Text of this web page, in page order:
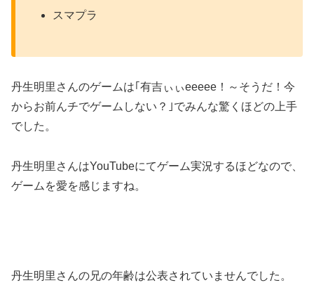
スマプラ
丹生明里さんのゲームは｢有吉ぃぃeeeee！～そうだ！今
からお前んチでゲームしない？｣でみんな驚くほどの上手
でした。
丹生明里さんはYouTubeにてゲーム実況するほどなので、
ゲームを愛を感じますね。
丹生明里さんの兄の年齢は公表されていませんでした。